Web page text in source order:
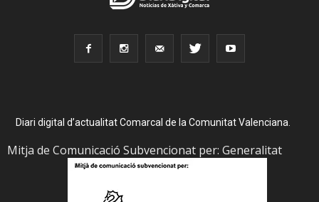
Diari digital d’actualitat Comarcal de la Comunitat Valenciana.
Mitja de Comunicació Subvencionat per: Generalitat